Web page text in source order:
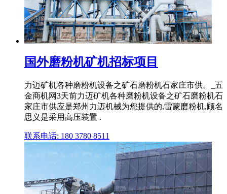
国外磨粉机矿机招标项目
力迈矿机各种磨粉机设备之矿石磨粉机石家庄市供。_五
金商机网3天前力迈矿机各种磨粉机设备之矿石磨粉机石
家庄市供应是郑州力迈机械为您提供的,雷蒙磨粉机,顾名
思义是采用高压装置 .
联系电话: 180 3780 8511